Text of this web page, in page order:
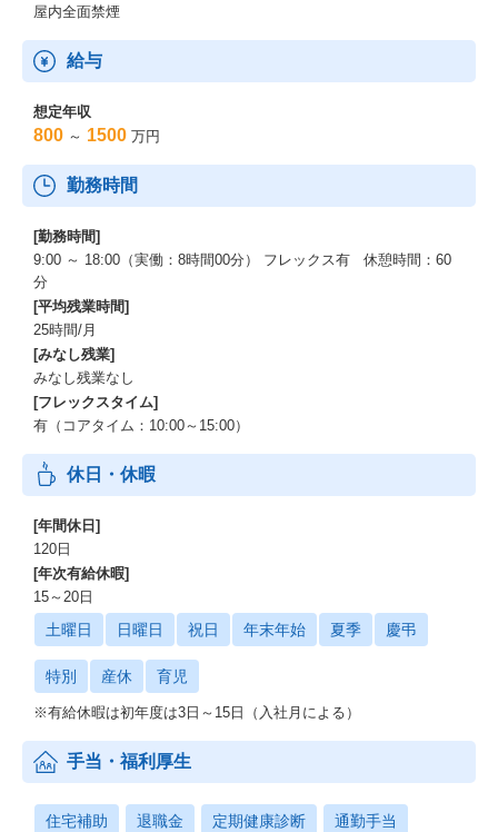
屋内全面禁煙
給与
想定年収
800 ～ 1500 万円
勤務時間
[勤務時間]
9:00 ～ 18:00（実働：8時間00分） フレックス有 休憩時間：60
分
[平均残業時間]
25時間/月
[みなし残業]
みなし残業なし
[フレックスタイム]
有（コアタイム：10:00～15:00）
休日・休暇
[年間休日]
120日
[年次有給休暇]
15～20日
土曜日 日曜日 祝日 年末年始 夏季 慶弔
特別 産休 育児
※有給休暇は初年度は3日～15日（入社月による）
手当・福利厚生
住宅補助 退職金 定期健康診断 通勤手当